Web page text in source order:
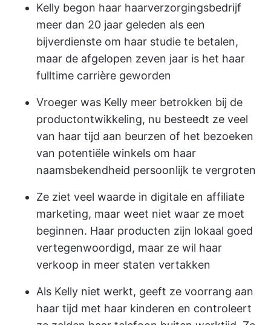
Kelly begon haar haarverzorgingsbedrijf
meer dan 20 jaar geleden als een
bijverdienste om haar studie te betalen,
maar de afgelopen zeven jaar is het haar
fulltime carrière geworden
Vroeger was Kelly meer betrokken bij de
productontwikkeling, nu besteedt ze veel
van haar tijd aan beurzen of het bezoeken
van potentiële winkels om haar
naamsbekendheid persoonlijk te vergroten
Ze ziet veel waarde in digitale en affiliate
marketing, maar weet niet waar ze moet
beginnen. Haar producten zijn lokaal goed
vertegenwoordigd, maar ze wil haar
verkoop in meer staten vertakken
Als Kelly niet werkt, geeft ze voorrang aan
haar tijd met haar kinderen en controleert